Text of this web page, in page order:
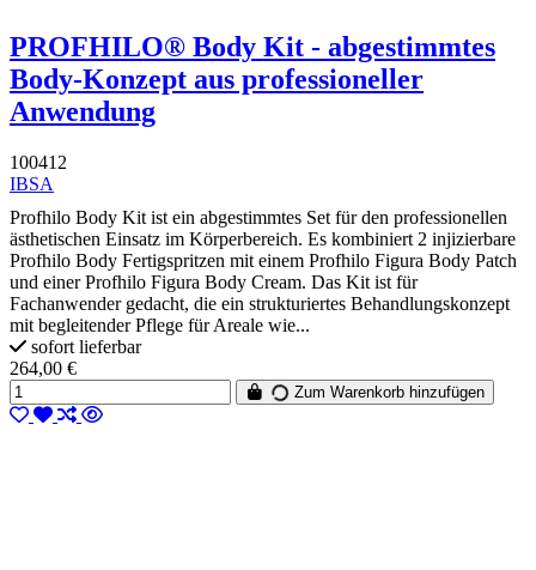
PROFHILO® Body Kit - abgestimmtes
Body-Konzept aus professioneller
Anwendung
100412
IBSA
Profhilo Body Kit ist ein abgestimmtes Set für den professionellen
ästhetischen Einsatz im Körperbereich. Es kombiniert 2 injizierbare
Profhilo Body Fertigspritzen mit einem Profhilo Figura Body Patch
und einer Profhilo Figura Body Cream. Das Kit ist für
Fachanwender gedacht, die ein strukturiertes Behandlungskonzept
mit begleitender Pflege für Areale wie...
sofort lieferbar
264,00 €
Zum Warenkorb hinzufügen